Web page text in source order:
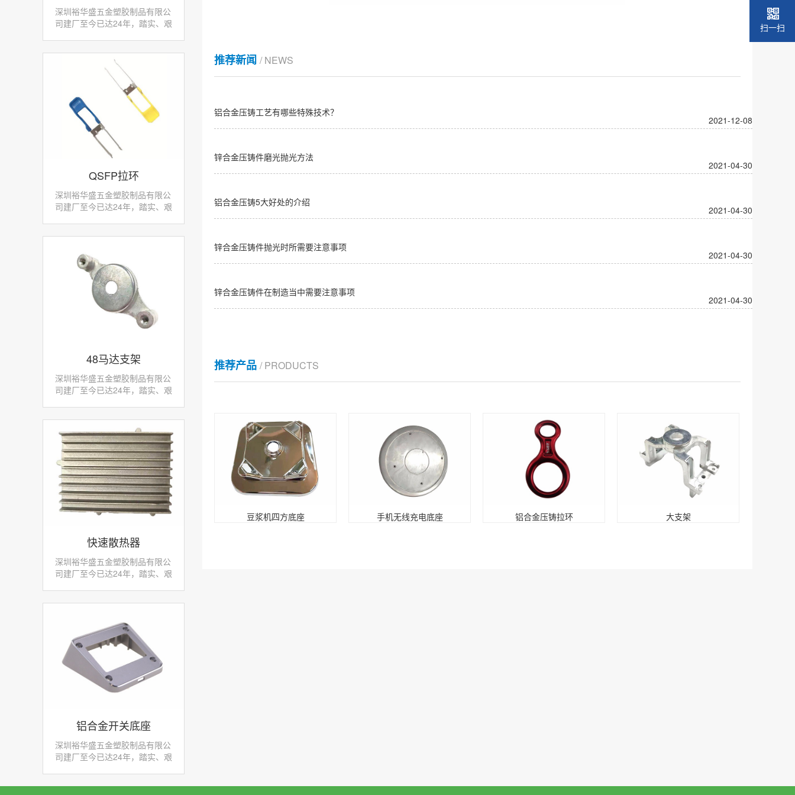
深圳裕华盛五金塑胶制品有限公
司建厂至今已达24年，踏实、艰
品零部件采用先进数控机床加工
使我们赢得了不少客...
QSFP拉环
深圳裕华盛五金塑胶制品有限公
司建厂至今已达24年，踏实、艰
使我们赢得了不少客...
48马达支架
深圳裕华盛五金塑胶制品有限公
司建厂至今已达24年，踏实、艰
品零部件采用先进数控机床加工
使我们赢得了不少客...
快速散热器
深圳裕华盛五金塑胶制品有限公
司建厂至今已达24年，踏实、艰
使我们赢得了不少客...
铝合金开关底座
深圳裕华盛五金塑胶制品有限公
司建厂至今已达24年，踏实、艰
推荐新闻 / NEWS
铝合金压铸工艺有哪些特殊技术？
2021-12-08
锌合金压铸件磨光抛光方法
2021-04-30
铝合金压铸5大好处的介绍
2021-04-30
锌合金压铸件抛光时所需要注意事项
2021-04-30
锌合金压铸件在制造当中需要注意事项
2021-04-30
推荐产品 / PRODUCTS
豆浆机四方底座 手机无线充电底座 铝合金压铸拉环 大支架
扫一扫